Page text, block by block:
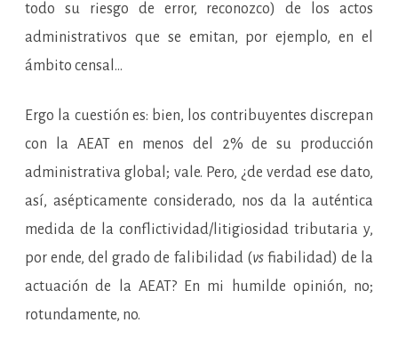
todo su riesgo de error, reconozco) de los actos
administrativos que se emitan, por ejemplo, en el
ámbito censal…
Ergo la cuestión es: bien, los contribuyentes discrepan
con la AEAT en menos del 2% de su producción
administrativa global; vale. Pero, ¿de verdad ese dato,
así, asépticamente considerado, nos da la auténtica
medida de la conflictividad/litigiosidad tributaria y,
por ende, del grado de falibilidad (vsfiabilidad) de la
actuación de la AEAT? En mi humilde opinión, no;
rotundamente, no.